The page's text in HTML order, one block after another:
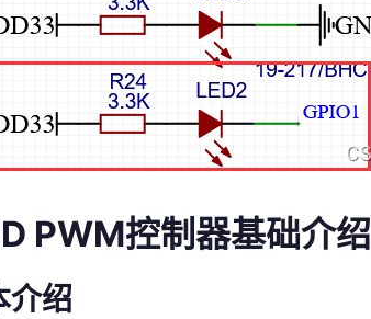
PWM控制器基础介绍
介绍